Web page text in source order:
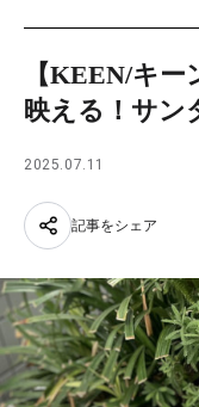
JP
【KEEN/キ
映える！サン
2025.07.11
記事をシェア